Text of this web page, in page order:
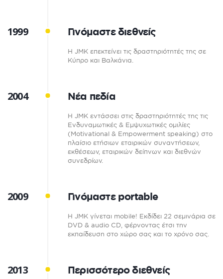
1999 Γινόμαστε διεθνείς
Η JMK επεκτείνει τις δραστηριότητές της σε
Κύπρο και Βαλκάνια.
2004 Νέα πεδία
Η JMK εντάσσει στις δραστηριότητές της τις
Ενδυναμωτικές & Εμψυχωτικές ομιλίες
(Motivational & Empowerment speaking) στο
πλαίσιο ετήσιων εταιρικών συναντήσεων,
εκθέσεων, εταιρικών δείπνων και διεθνών
συνεδρίων.
2009 Γινόμαστε portable
Η JMK γίνεται mobile! Εκδίδει 22 σεμινάρια σε
DVD & audio CD, φέρνοντας έτσι την
εκπαίδευση στο χώρο σας και το χρόνο σας.
2013 Περισσότερο διεθνείς